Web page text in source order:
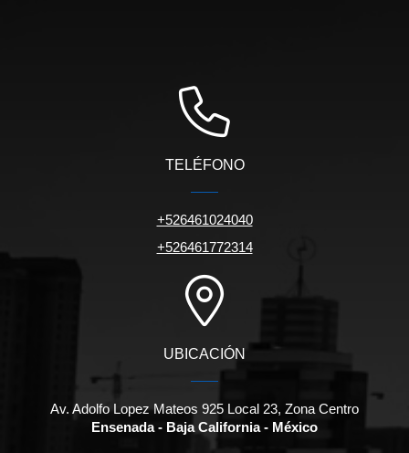
TELÉFONO
+526461024040
+526461772314
UBICACIÓN
Av. Adolfo Lopez Mateos 925 Local 23, Zona Centro
Ensenada - Baja California - México